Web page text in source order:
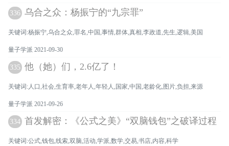
336 乌合之众：杨振宁的“九宗罪”
关键词:杨振宁,乌合之众,罪名,中国,事情,群体,真相,李政道,先生,逻辑,美国
量子学派 2021-09-30
335 他（她）们，2.6亿了！
关键词:人口,社会,生育率,老年人,年轻人,国家,中国,老龄化,图片,负担,来源
量子学派 2021-09-26
334 首发解密：《公式之美》“双脑钱包”之破译过程
关键词:公式,钱包,线索,双脑,活动,学派,数学,交易,书店,内容,科学